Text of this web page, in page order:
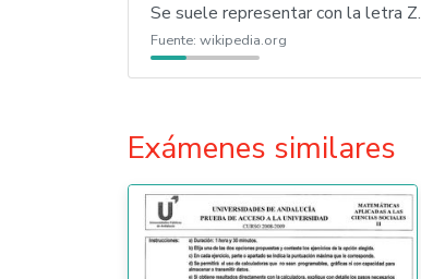
Se suele representar con la letra Z.
Fuente: wikipedia.org
Exámenes similares